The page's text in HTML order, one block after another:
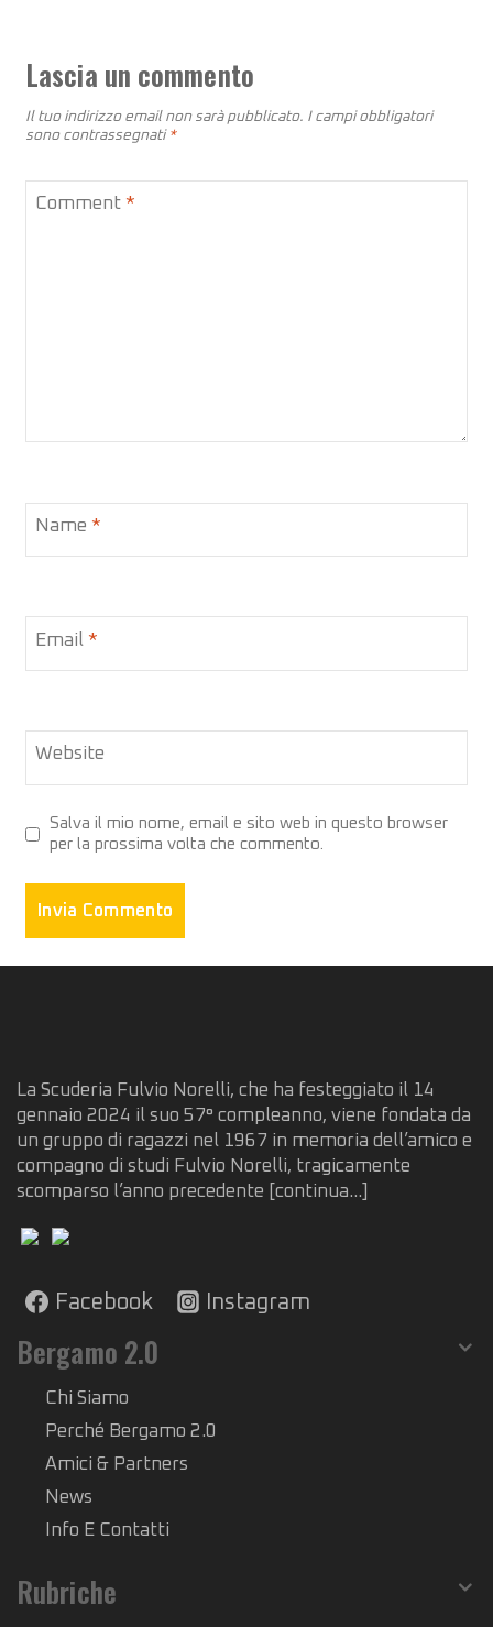
Lascia un commento
Il tuo indirizzo email non sarà pubblicato. I campi obbligatori
sono contrassegnati *
Comment *
Name *
Email *
Website
Salva il mio nome, email e sito web in questo browser
per la prossima volta che commento.
La Scuderia Fulvio Norelli, che ha festeggiato il 14
gennaio 2024 il suo 57° compleanno, viene fondata da
un gruppo di ragazzi nel 1967 in memoria dell’amico e
compagno di studi Fulvio Norelli, tragicamente
scomparso l’anno precedente
[continua...]
Facebook Instagram
Bergamo 2.0
Chi Siamo
Perché Bergamo 2.0
Amici & Partners
News
Info E Contatti
Rubriche